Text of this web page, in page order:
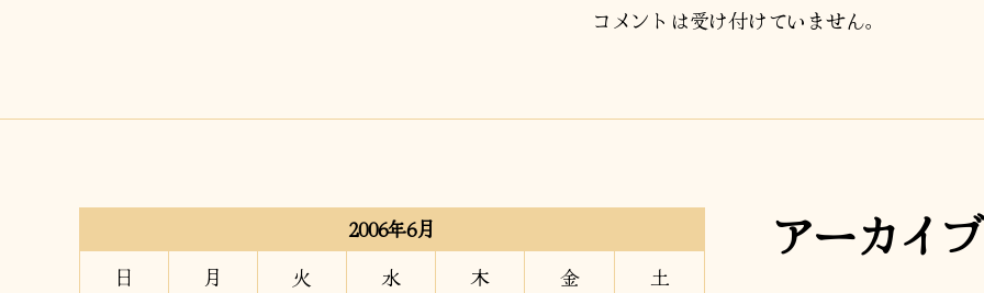
コメントは受け付けていません。
2006年6月
日
月 火 水 木 金
土
アーカイブ